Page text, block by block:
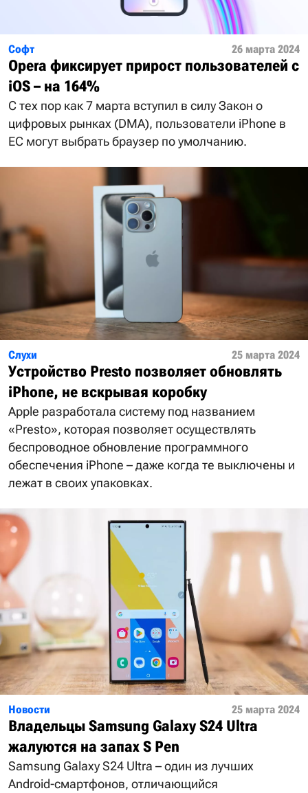
Софт 26 марта 2024
Opera фиксирует прирост пользователей с
iOS – на 164%
С тех пор как 7 марта вступил в силу Закон о
цифровых рынках (DMA), пользователи iPhone в
ЕС могут выбрать браузер по умолчанию.
Слухи 25 марта 2024
Устройство Presto позволяет обновлять
iPhone, не вскрывая коробку
Apple разработала систему под названием
«Presto», которая позволяет осуществлять
беспроводное обновление программного
обеспечения iPhone – даже когда те выключены и
лежат в своих упаковках.
Новости 25 марта 2024
Владельцы Samsung Galaxy S24 Ultra
жалуются на запах S Pen
Samsung Galaxy S24 Ultra – один из лучших
Android-смартфонов, отличающийся